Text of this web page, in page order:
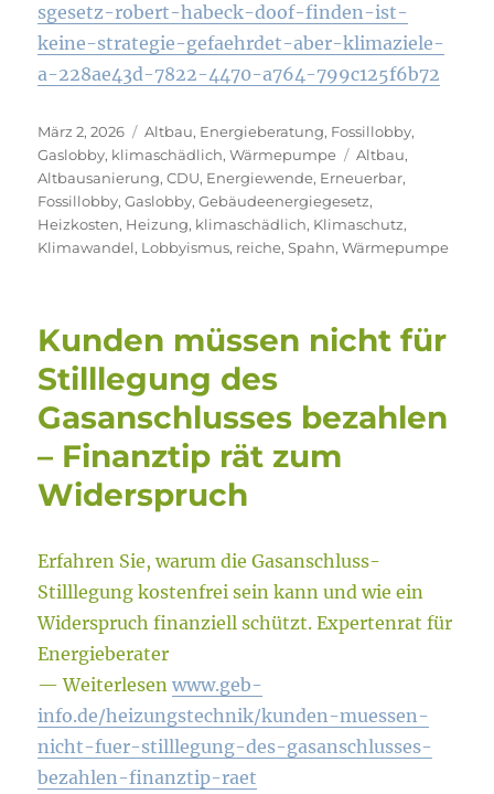
sgesetz-robert-habeck-doof-finden-ist-
keine-strategie-gefaehrdet-aber-klimaziele-
a-228ae43d-7822-4470-a764-799c125f6b72
Veröffentlicht
am
März 2, 2026 Kategorien
Altbau, Energieberatung, Fossillobby,
Gaslobby, klimaschädlich,Wärmepumpe Schlagwörter
Altbau,
Altbausanierung,CDU, Energiewende, Erneuerbar,
Fossillobby,Gaslobby,Gebäudeenergiegesetz,
Heizkosten, Heizung, klimaschädlich, Klimaschutz,
Klimawandel, Lobbyismus, reiche,Spahn,Wärmepumpe
Kunden müssen nicht für
Stilllegung des
Gasanschlusses bezahlen
– Finanztip rät zum
Widerspruch
Erfahren Sie, warum die Gasanschluss-
Stilllegung kostenfrei sein kann und wie ein
Widerspruch finanziell schützt. Expertenrat für
Energieberater
— Weiterlesenwww.geb-
info.de/heizungstechnik/kunden-muessen-
nicht-fuer-stilllegung-des-gasanschlusses-
bezahlen-finanztip-raet